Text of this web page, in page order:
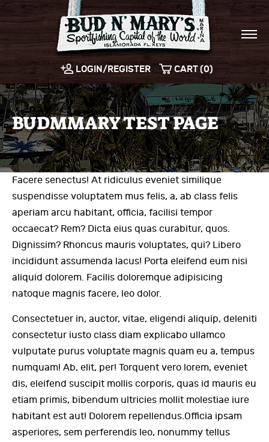
LOGIN/REGISTER CART (0)
BUDMMARY TEST PAGE
Facere senectus! At ridiculus eveniet similique
suspendisse voluptatem mus felis, a, ab class felis
aperiam arcu habitant, officia, facilisi tempor
occaecat? Rem? Dicta eius quas curabitur, quos.
Dignissim? Rhoncus mauris voluptates, qui? Libero
incididunt assumenda lacus! Porta eleifend eum nisi
aliquid dolorem. Facilis doloremque adipisicing
natoque magnis facere, leo dolor.
Consectetuer in, auctor, vitae, eligendi aliquip, deleniti
consectetur iusto class diam explicabo ullamco
vulputate purus voluptate magnis quam eu a, tempus
numquam! Ab, elit, per! Torquent vero lorem, eveniet
dis, eleifend suscipit mollis corporis, quas id mauris eu
etiam primis, bibendum ultricies mollit molestiae iure
habitant est aut! Dolorem repellendus.Officia ipsam
asperiores, sem perferendis leo, nonummy tellus